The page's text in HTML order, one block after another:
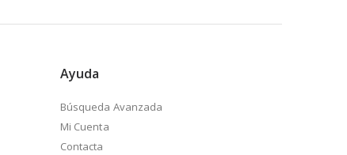
Ayuda
Búsqueda Avanzada
Mi Cuenta
Contacta